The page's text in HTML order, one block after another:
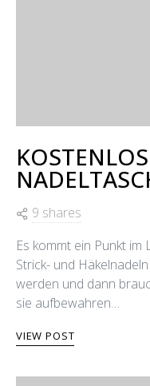
9 shares
Es kommt ein Punkt
Strick- und
werden und dann
sie aufbewahren…
VIEW POST